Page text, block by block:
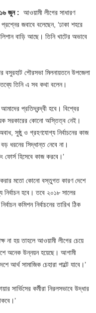
জুন : আওয়ামী লীগের সাধারণ
জবাবে বলেছেন, ‘ঢাকা শহরে
বাড়ি আছে। তিনি খাটের অভাবে
বসুরহাট পৌরসভা মিলনায়তনে উপজেলা
তিনি এ সব কথা বলেন।
প্রতিদ্বন্দ্বী হবে। বিশ্বের
সরকারের কোনো অস্তিত্ব নেই।
সুষ্ঠু ও গ্রহণযোগ্য নির্বাচনের কাজ
ধরনের সিদ্ধান্ত নেবে না।
ফোর্স হিসেবে কাজ করবে।’
করার মতো কোনো বস্তুগত কারণ দেশে
হবে। তবে ২০১৮ সালের
কমিশন নির্বাচনের তারিখ ঠিক
না হয় তাহলে আওয়ামী লীগের চেয়ে
অনেক উন্নয়ন হয়েছে। আগামী
আর্থ সামাজিক চেহারা পাল্টে যাবে।’
সার্ভিসের কর্মীরা নিরলসভাবে উদ্ধার